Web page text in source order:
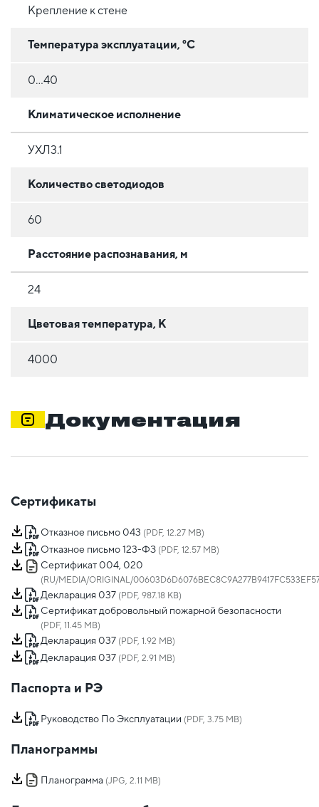
Крепление к стене
Температура эксплуатации, °C
0...40
Климатическое исполнение
УХЛ3.1
Количество светодиодов
60
Расстояние распознавания, м
24
Цветовая температура, К
4000
Документация
Сертификаты
Отказное письмо 043 (PDF, 12.27 MB)
Отказное письмо 123-ФЗ (PDF, 12.57 MB)
Сертификат 004, 020
(RU/MEDIA/ORIGINAL/
Декларация 037 (PDF, 987.18 KB)
Сертификат добровольный пожарной безопасности
(PDF, 11.45 MB)
Декларация 037 (PDF, 1.92 MB)
Декларация 037 (PDF, 2.91 MB)
Паспорта и РЭ
Руководство По Эксплуатации (PDF, 3.75 MB)
Планограммы
Планограмма (JPG, 2.11 MB)